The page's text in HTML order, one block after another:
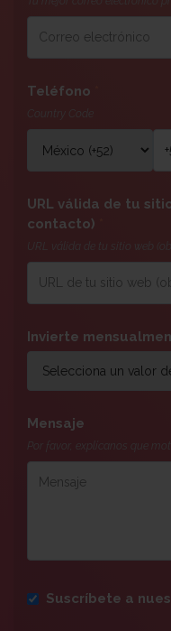
Teléfono
Country Code
URL válida de tu
contacto)
URL válida de tu sitio web
Invierte
Mensaje
Por favor, explícanos que
Suscríbete a